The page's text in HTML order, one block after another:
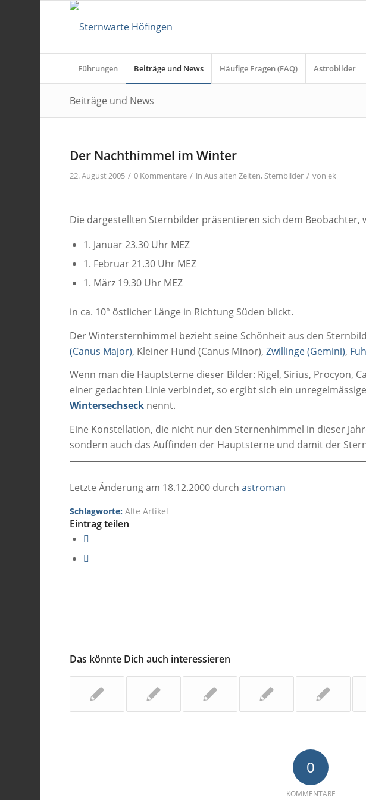
Führungen Beiträge und News Häufige Fragen (FAQ) Astrobilder
Beiträge und News
Der Nachthimmel im Winter
22. August 2005 / 0 Kommentare / inAus alten Zeiten, Sternbilder / vonek
Die dargestellten Sternbilder präsentieren sich dem Beobachter,
1. Januar 23.30 Uhr MEZ
1. Februar 21.30 Uhr MEZ
1. März 19.30 Uhr MEZ
in ca. 10° östlicher Länge in Richtung Süden blickt.
Der Wintersternhimmel bezieht seine Schönheit aus den
(Canus Major), Kleiner Hund (Canus Minor),Zwillinge (Gemini),
Wenn man die Hauptsterne dieser Bilder: Rigel, Sirius, Procyon,
einer gedachten Linie verbindet, so ergibt sich ein
Wintersechseck nennt.
Eine Konstellation, die nicht nur den Sternenhimmel in dieser
sondern auch das Auffinden der Hauptsterne und damit der
Letzte Änderung am 18.12.2000 durchastroman
Schlagworte: Alte Artikel
Eintrag teilen
Das könnte Dich auch interessieren
0
KOMMENTARE